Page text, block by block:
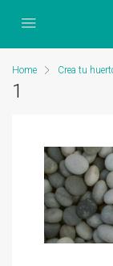
Home Crea tu
1